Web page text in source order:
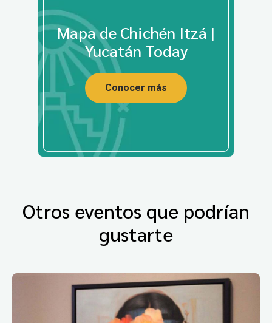
Mapa de Chichén Itzá |
Yucatán Today
Conocer más
Otros eventos que podrían
gustarte